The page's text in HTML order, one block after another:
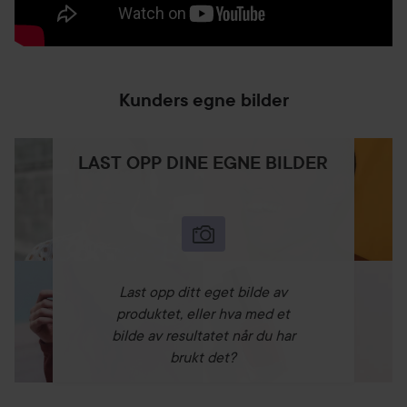
og fukter.
Kunders egne bilder
LAST OPP DINE EGNE BILDER
Last opp ditt eget bilde av
produktet, eller hva med et
bilde av resultatet når du har
brukt det?